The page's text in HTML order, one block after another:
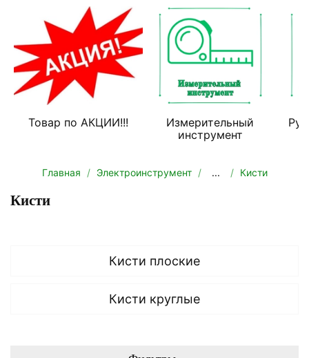
Товар по АКЦИИ!!!
Измерительный
инструмент
Главная Электроинструмент ... Кисти
Кисти
Кисти плоские
Кисти круглые